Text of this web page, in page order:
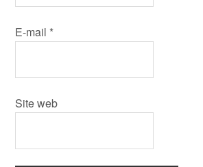
E-mail *
Site web